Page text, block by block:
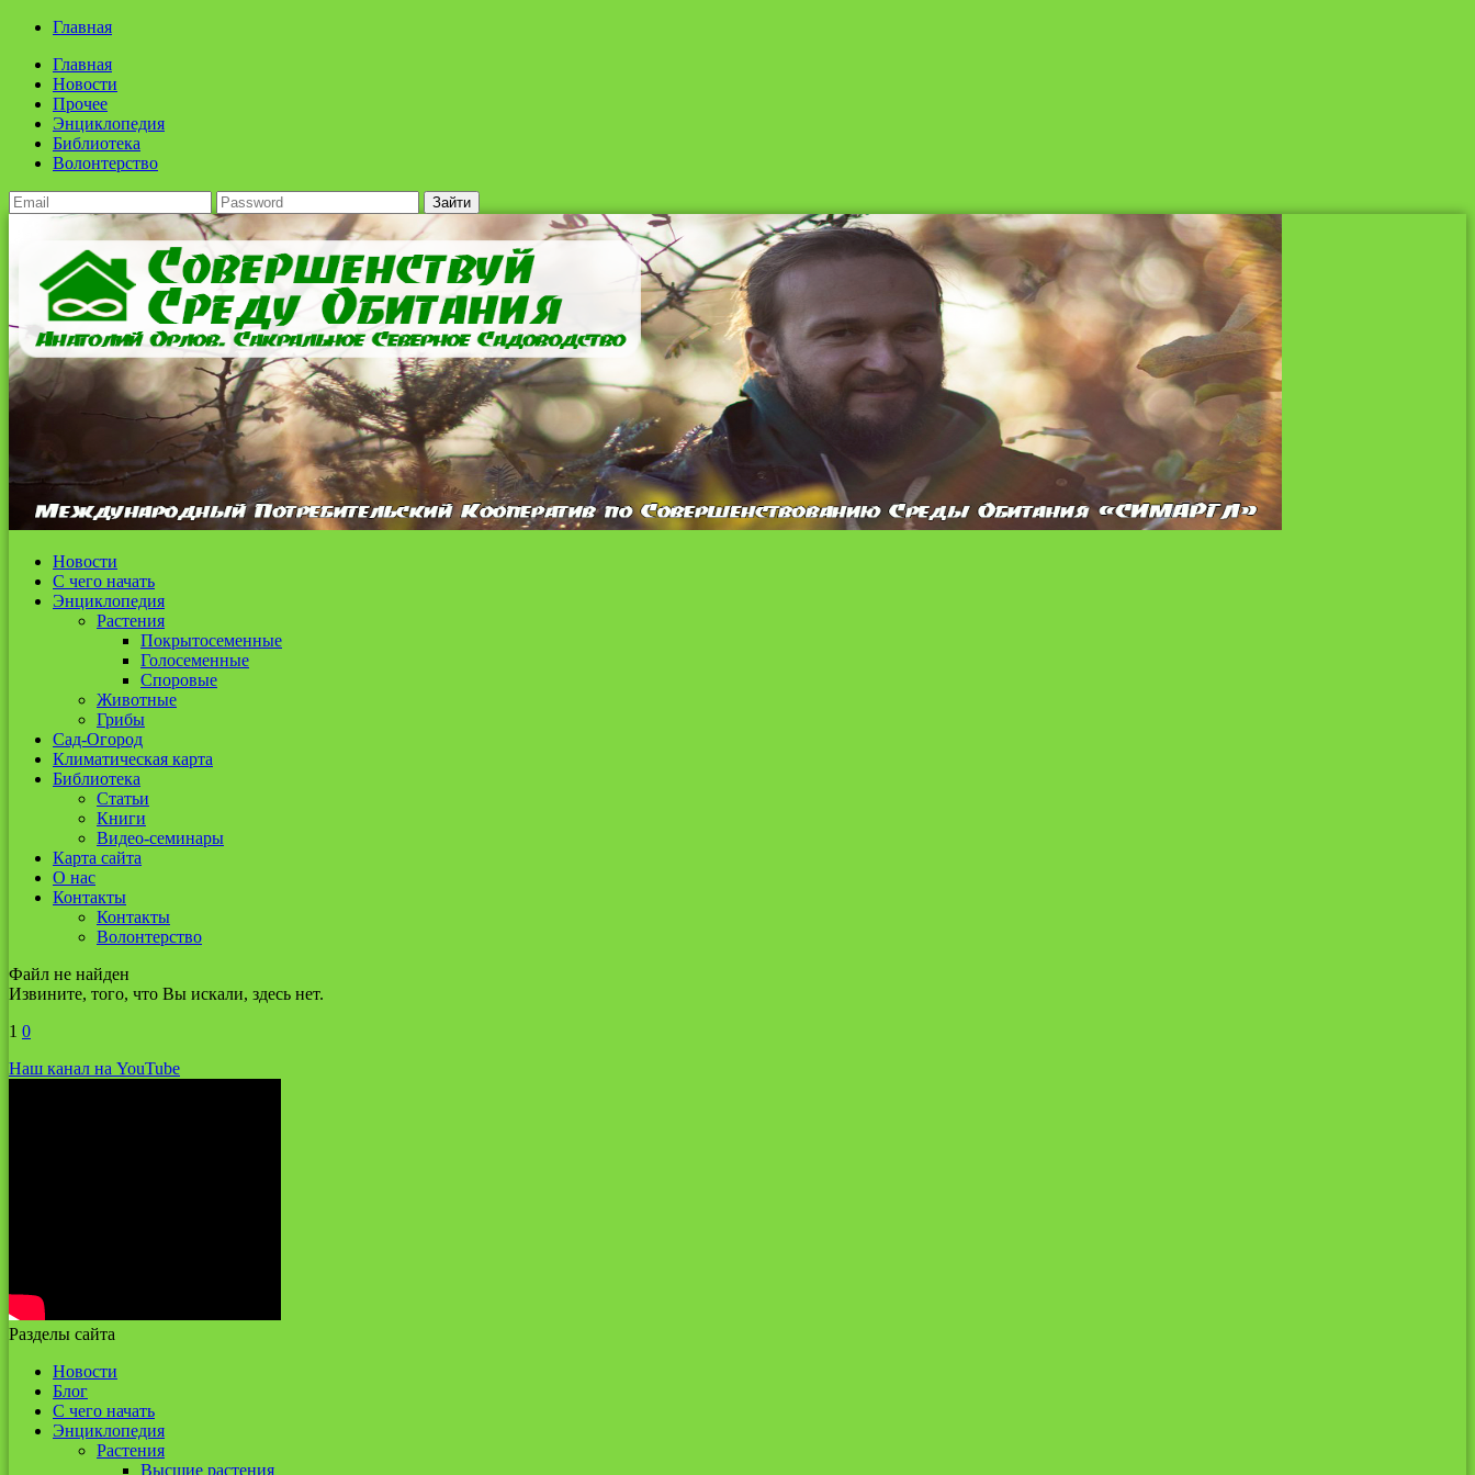
Главная
Главная
Новости
Прочее
Энциклопедия
Библиотека
Волонтерство
Зайти
Новости
С чего начать
Энциклопедия
Растения
Покрытосеменные
Голосеменные
Споровые
Животные
Грибы
Сад-Огород
Климатическая карта
Библиотека
Статьи
Книги
Видео-семинары
Карта сайта
О нас
Контакты
Контакты
Волонтерство
Файл не найден
Извините, того, что Вы искали, здесь нет.
1 0
Наш канал на YouTube
Разделы сайта
Новости
Блог
С чего начать
Энциклопедия
Растения
Высшие растения